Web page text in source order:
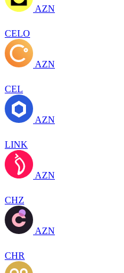
AZN
CELO
AZN
CEL
AZN
LINK
AZN
CHZ
AZN
CHR